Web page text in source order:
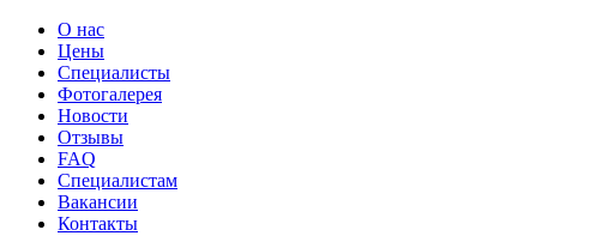
О нас
Цены
Специалисты
Фотогалерея
Новости
Отзывы
FAQ
Специалистам
Вакансии
Контакты